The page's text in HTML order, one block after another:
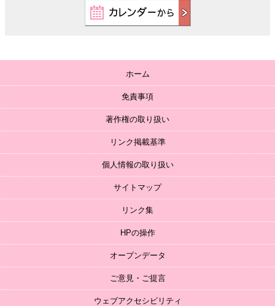
ホーム
免責事項
著作権の取り扱い
リンク掲載基準
個人情報の取り扱い
サイトマップ
リンク集
HPの操作
オープンデータ
ご意見・ご提言
ウェブアクセシビリティ